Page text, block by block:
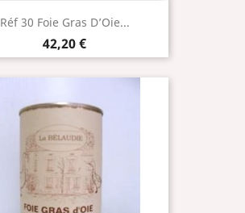
Réf 30 Foie Gras D’Oie...
Prix
42,20 €